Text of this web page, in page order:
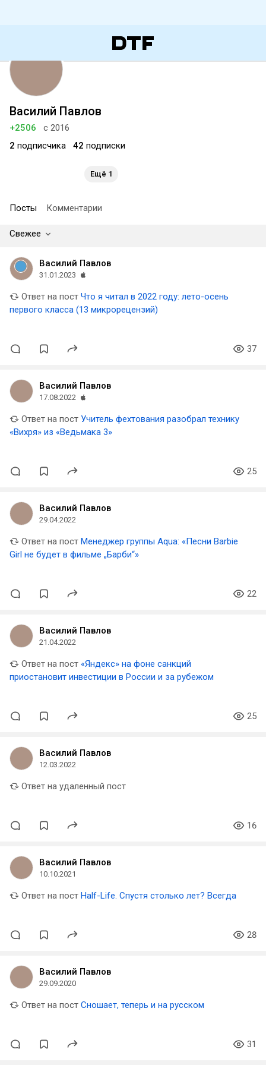
Василий Павлов
+2506
с 2016
2 подписчика 42 подписки
Ещё 1
Посты Комментарии
Свежее
Василий Павлов
31.01.2023
Ответ на пост Что я читал в 2022 году: лето-осень
первого класса (13 микрорецензий)
37
Василий Павлов
17.08.2022
Ответ на пост Учитель фехтования разобрал технику
«Вихря» из «Ведьмака 3»
25
Василий Павлов
29.04.2022
Ответ на пост Менеджер группы Aqua: «Песни Barbie
Girl не будет в фильме „Барби“»
22
Василий Павлов
21.04.2022
Ответ на пост «Яндекс» на фоне санкций
приостановит инвестиции в России и за рубежом
25
Василий Павлов
12.03.2022
Ответ на удаленный пост
16
Василий Павлов
10.10.2021
Ответ на пост Half-Life. Спустя столько лет? Всегда
28
Василий Павлов
29.09.2020
Ответ на пост Сношает, теперь и на русском
31